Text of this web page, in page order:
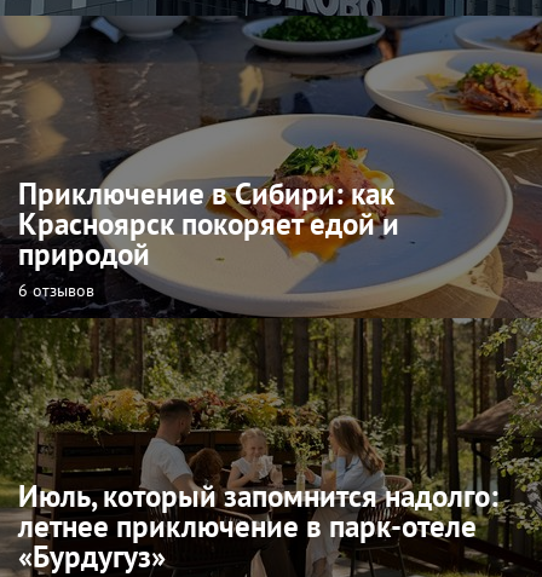
Приключение в Сибири: как
Красноярск покоряет едой и
природой
6 отзывов
Июль, который запомнится надолго:
летнее приключение в парк-отеле
«Бурдугуз»